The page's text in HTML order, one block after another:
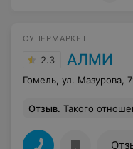
СУПЕРМАРКЕТ
2.3 АЛМИ
Гомель, ул. Мазурова,
Отзыв. Такого отношения к покупателю со стороны товароведа, П Е. Г недопустимо!!! Не понимаю, куда смотрит администратор? Задав вопрос о товаре, свежий и